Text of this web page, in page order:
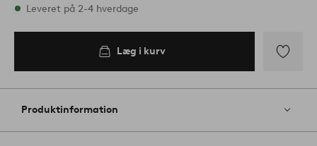
På lager
Leveret på 2-4 hverdage
Læg i kurv
til
Produktinformation